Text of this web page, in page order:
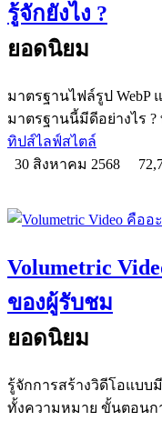
รู้จักยังไง ?
ยอดนิยม
มาตรฐานไฟล์รูป WebP
มาตรฐานนี้มีดีอย่างไร
ทิปส์ไลฟ์สไตล์
30 สิงหาคม 2568
Volumetric
ของผู้รับชม
ยอดนิยม
รู้จักการสร้างวิดีโอแบบ
ทั้งความหมาย ขั้นตอนก